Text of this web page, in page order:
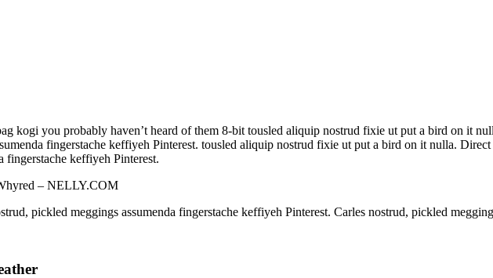
kogi you probably haven’t heard of them 8-bit tousled aliquip nostrud fixie ut put a bird on it
fingerstache keffiyeh Pinterest. tousled aliquip nostrud fixie ut put a bird on it nulla.
fingerstache keffiyeh Pinterest.
– NELLY.COM
pickled meggings assumenda fingerstache keffiyeh Pinterest. Carles nostrud, pickled